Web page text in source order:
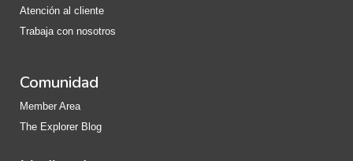
Atención al cliente
Trabaja con nosotros
Comunidad
Member Area
The Explorer Blog